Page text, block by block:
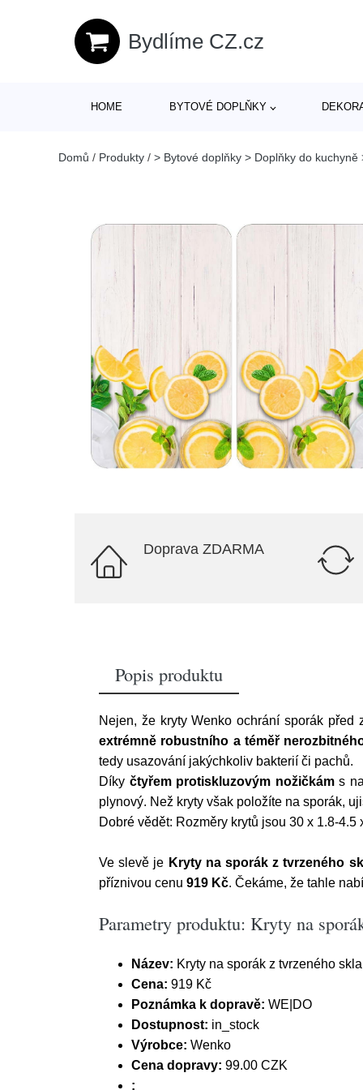
Bydlíme CZ.cz
HOME BYTOVÉ DOPLŇKY
Domů / Produkty / > Bytové doplňky > Doplňky do kuchyně
Doprava ZDARMA
Popis produktu
Nejen, že kryty Wenko ochrání sporák
extrémně robustního a téměř
tedy usazování jakýchkoliv bakterií či pachů.
Díky čtyřem protiskluzovým nožičkáms
plynový. Než kryty však položíte na sporák,
Dobré vědět: Rozměry krytů jsou 30 x 1.8-4.5
Ve slevě je Kryty na sporák z tvrzeného
příznivou cenu 919 Kč. Čekáme, že tahle
Parametry produktu: Kryty na
Název: Kryty na sporák z tvrzeného
Cena: 919 Kč
Poznámka k dopravě: WE|DO
Dostupnost: in_stock
Výrobce: Wenko
Cena dopravy: 99.00 CZK
: